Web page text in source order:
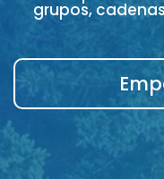
grupos,